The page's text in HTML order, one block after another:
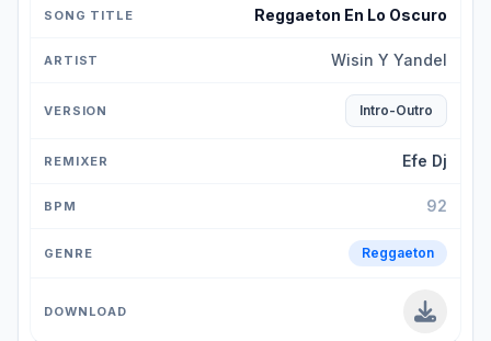
Reggaeton En Lo Oscuro
Wisin Y Yandel
Intro-Outro
Efe Dj
92
Reggaeton